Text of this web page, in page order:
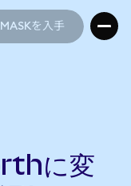
を入手
に変